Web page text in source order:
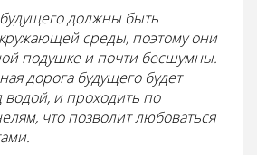
должны быть
среды, поэтому они
подушке и почти бесшумны.
дорога будущего будет
и проходить по
что позволит любоваться